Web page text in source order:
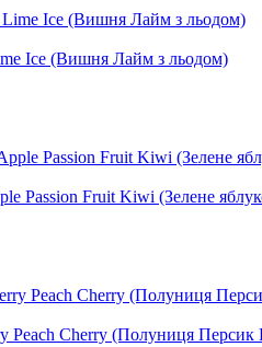
Ice (Вишня Лайм з льодом)
Passion Fruit Kiwi (Зелене
Peach Cherry (Полуниця